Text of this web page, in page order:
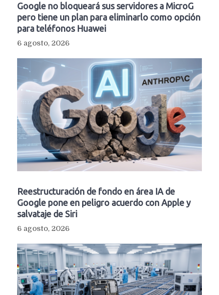
Google no bloqueará sus servidores a MicroG
pero tiene un plan para eliminarlo como opción
para teléfonos Huawei
6 agosto, 2026
Reestructuración de fondo en área IA de
Google pone en peligro acuerdo con Apple y
salvataje de Siri
6 agosto, 2026